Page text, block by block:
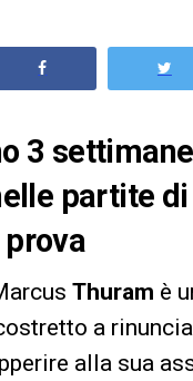
3
partite di
Thuram è
a
alla sua